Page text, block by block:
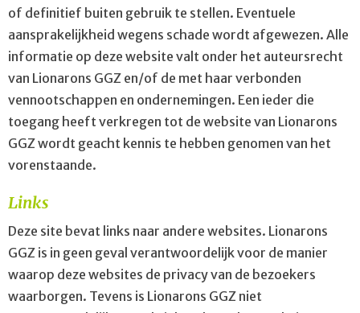
of definitief buiten gebruik te stellen. Eventuele
aansprakelijkheid wegens schade wordt afgewezen. Alle
informatie op deze website valt onder het auteursrecht
van Lionarons GGZ en/of de met haar verbonden
vennootschappen en ondernemingen. Een ieder die
toegang heeft verkregen tot de website van Lionarons
GGZ wordt geacht kennis te hebben genomen van het
vorenstaande.
Links
Deze site bevat links naar andere websites. Lionarons
GGZ is in geen geval verantwoordelijk voor de manier
waarop deze websites de privacy van de bezoekers
waarborgen. Tevens is Lionarons GGZ niet